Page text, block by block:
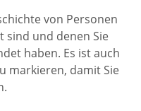
von Personen
sind und denen Sie
haben. Es ist auch
markieren, damit Sie